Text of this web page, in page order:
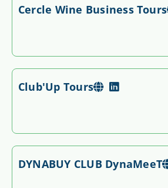
Cercle Wine Business Tours
Club'Up Tours
DYNABUY CLUB DynaMeeT